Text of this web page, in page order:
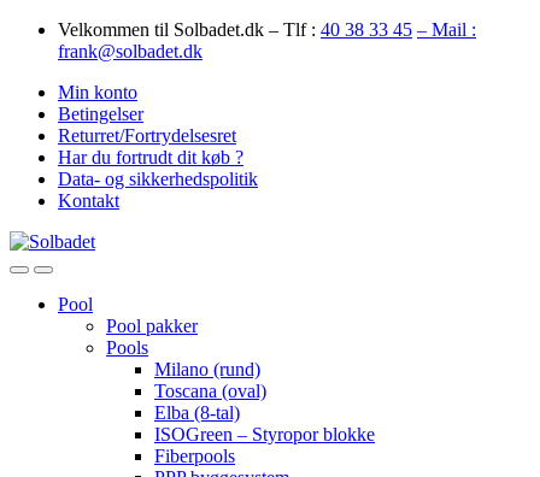
Skip
Skip
Velkommen til Solbadet.dk – Tlf : 40 38 33 45 – Mail :
frank@solbadet.dk
Min konto
Betingelser
Returret/Fortrydelsesret
Har du fortrudt dit køb ?
Data- og sikkerhedspolitik
Kontakt
OpenClose
Pool
Pool pakker
Pools
Milano (rund)
Toscana (oval)
Elba (8-tal)
ISOGreen – Styropor blokke
Fiberpools